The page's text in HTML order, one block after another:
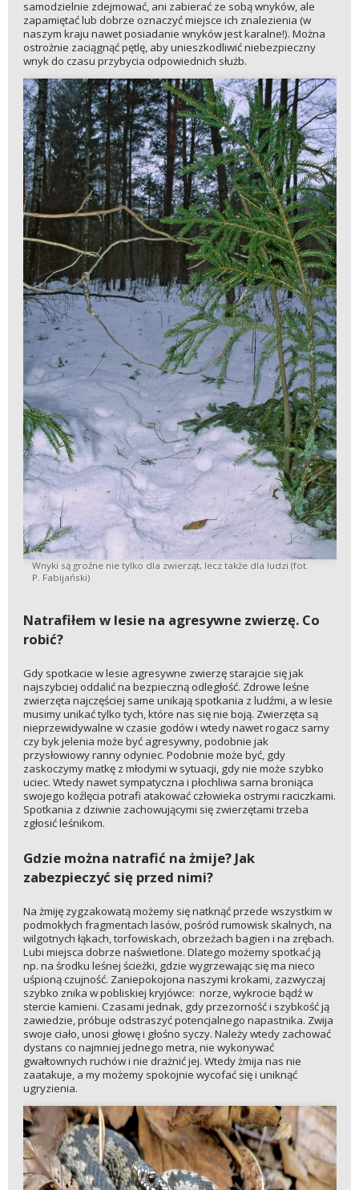
samodzielnie zdejmować, ani zabierać ze sobą wnyków, ale
zapamiętać lub dobrze oznaczyć miejsce ich znalezienia (w
naszym kraju nawet posiadanie wnyków jest karalne!). Można
ostrożnie zaciągnąć pętlę, aby unieszkodliwić niebezpieczny
wnyk do czasu przybycia odpowiednich służb.
Wnyki są groźne nie tylko dla zwierząt, lecz także dla ludzi (fot.
P. Fabijański)
Natrafiłem w lesie na agresywne zwierzę. Co
robić?
Gdy spotkacie w lesie agresywne zwierzę starajcie się jak
najszybciej oddalić na bezpieczną odległość. Zdrowe leśne
zwierzęta najczęściej same unikają spotkania z ludźmi, a w lesie
musimy unikać tylko tych, które nas się nie boją. Zwierzęta są
nieprzewidywalne w czasie godów i wtedy nawet rogacz sarny
czy byk jelenia może być agresywny, podobnie jak
przysłowiowy ranny odyniec. Podobnie może być, gdy
zaskoczymy matkę z młodymi w sytuacji, gdy nie może szybko
uciec. Wtedy nawet sympatyczna i płochliwa sarna broniąca
swojego koźlęcia potrafi atakować człowieka ostrymi raciczkami.
Spotkania z dziwnie zachowującymi się zwierzętami trzeba
zgłosić leśnikom.
Gdzie można natrafić na żmije? Jak
zabezpieczyć się przed nimi?
Na żmiję zygzakowatą możemy się natknąć przede wszystkim w
podmokłych fragmentach lasów, pośród rumowisk skalnych, na
wilgotnych łąkach, torfowiskach, obrzeżach bagien i na zrębach.
Lubi miejsca dobrze naświetlone. Dlatego możemy spotkać ją
np. na środku leśnej ścieżki, gdzie wygrzewając się ma nieco
uśpioną czujność. Zaniepokojona naszymi krokami, zazwyczaj
szybko znika w pobliskiej kryjówce: norze, wykrocie bądź w
stercie kamieni. Czasami jednak, gdy przezorność i szybkość ją
zawiedzie, próbuje odstraszyć potencjalnego napastnika. Zwija
swoje ciało, unosi głowę i głośno syczy. Należy wtedy zachować
dystans co najmniej jednego metra, nie wykonywać
gwałtownych ruchów i nie drażnić jej. Wtedy żmija nas nie
zaatakuje, a my możemy spokojnie wycofać się i uniknąć
ugryzienia.